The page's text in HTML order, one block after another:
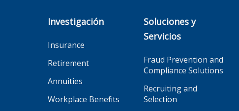
Investigación
Insurance
Retirement
Annuities
Workplace Benefits
Soluciones y
Servicios
Fraud Prevention and
Compliance Solutions
Recruiting and
Selection